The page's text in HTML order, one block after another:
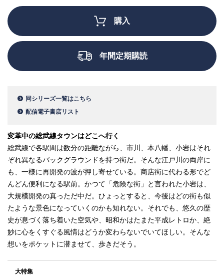
購入
年間定期購読
同シリーズ一覧はこちら
配信電子書店リスト
変革中の総武線タウンはどこへ行く
総武線で各駅間は数分の距離ながら、市川、本八幡、小岩はそれ
ぞれ異なるバックグラウンドを持つ街だ。そんな江戸川の両岸に
も、一様に再開発の波が押し寄せている。商店街に代わる形でど
んどん便利になる駅前。かつて「危険な街」と言われた小岩は、
大規模開発の真っただ中だ。ひょっとすると、今後はどの街も似
たような景色になっていくのかも知れない。それでも、悠久の歴
史が息づく落ち着いた空気や、昭和かはたまた平成レトロか、絶
妙に心をくすぐる風情はどうか変わらないでいてほしい。そんな
想いをポケットに潜ませて、歩きだそう。
大特集